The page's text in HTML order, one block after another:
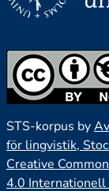
STS-korpus by
för lingvistik,
Creative
4.0 Internationell